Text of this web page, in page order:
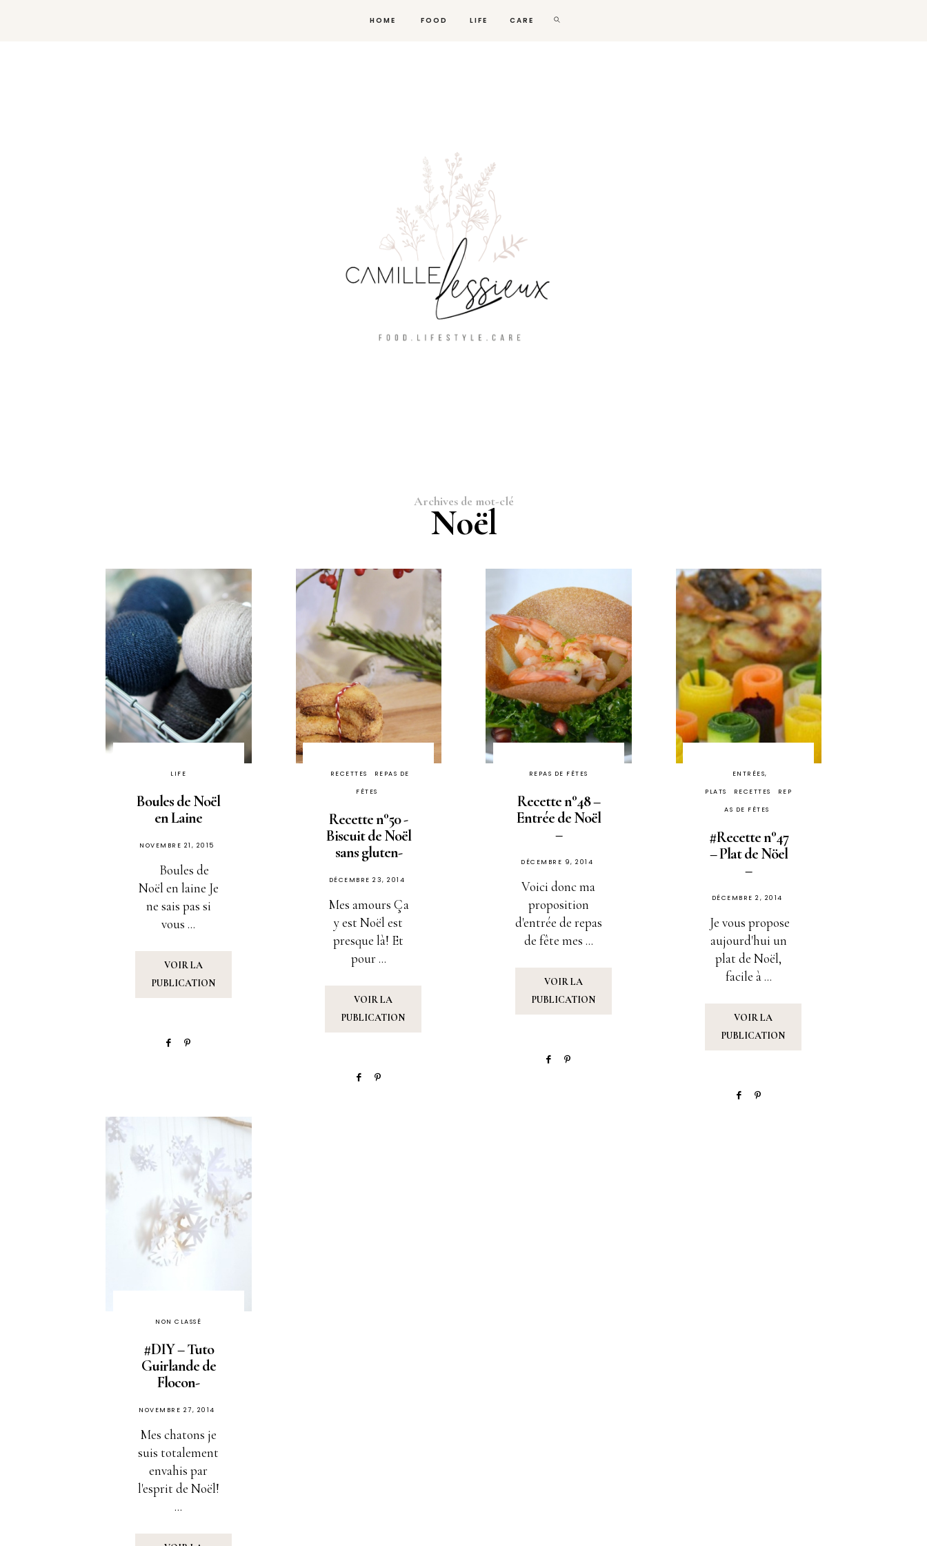
HOME FOOD LIFE CARE
Archives de mot-clé
Noël
LIFE
Boules de Noël
en Laine
PUBLIÉ
NOVEMBRE 21, 2015
Boules de
Noël en laine Je
ne sais pas si
vous ...
VOIR LA
PUBLICATION
RECETTES REPAS DE
FÊTES
Recette n°50 -
Biscuit de Noël
sans gluten-
PUBLIÉ
DÉCEMBRE 23, 2014
Mes amours Ça
y est Noël est
presque là! Et
pour ...
VOIR LA
PUBLICATION
REPAS DE FÊTES
Recette n°48 –
Entrée de Noël
–
PUBLIÉ
DÉCEMBRE 9, 2014
Voici donc ma
proposition
d'entrée de repas
de fête mes ...
VOIR LA
PUBLICATION
ENTRÉES,
PLATS RECETTES REP
AS DE FÊTES
#Recette n°47
– Plat de Nöel
–
PUBLIÉ
DÉCEMBRE 2, 2014
Je vous propose
aujourd'hui un
plat de Noël,
facile à ...
VOIR LA
PUBLICATION
NON CLASSÉ
#DIY – Tuto
Guirlande de
Flocon-
PUBLIÉ
NOVEMBRE 27, 2014
Mes chatons je
suis totalement
envahis par
l'esprit de Noël!
...